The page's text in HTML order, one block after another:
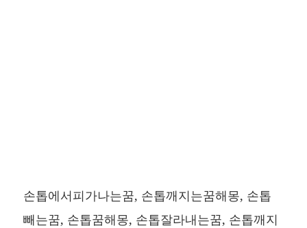
손톱에서피가나는꿈, 손톱깨지는꿈해몽, 손톱
빼는꿈, 손톱꿈해몽, 손톱잘라내는꿈, 손톱깨지